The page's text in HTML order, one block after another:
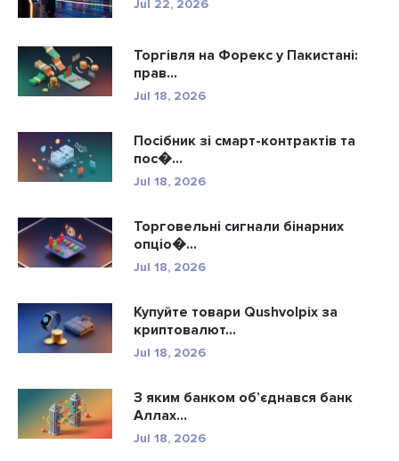
Jul 22, 2026
Торгівля на Форекс у Пакистані:
прав...
Jul 18, 2026
Посібник зі смарт-контрактів та
пос�...
Jul 18, 2026
Торговельні сигнали бінарних
опціо�...
Jul 18, 2026
Купуйте товари Qushvolpix за
криптовалют...
Jul 18, 2026
З яким банком об’єднався банк
Аллах...
Jul 18, 2026